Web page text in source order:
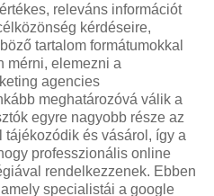
releváns információt
kérdéseire,
tartalom formátumokkal
mérni, elemezni a
agencies
meghatározóvá válik a
egyre nagyobb része az
és vásárol, így a
professzionális online
rendelkezzenek. Ebben
specialistái a google